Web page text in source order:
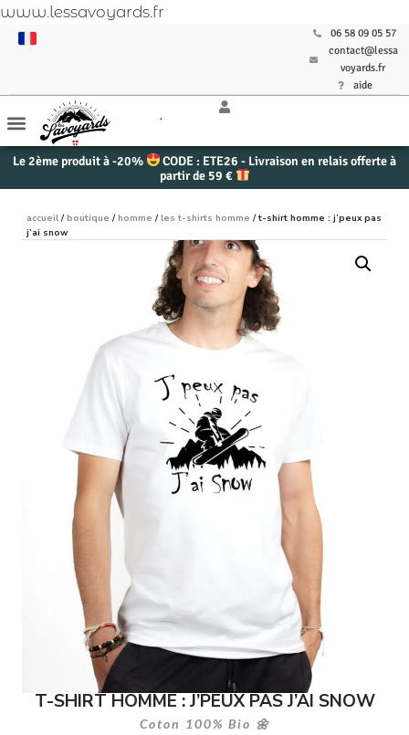
www.lessavoyards.fr
06 58 09 05 57
contact@lessa
voyards.fr
aide
Le 2ème produit à -20%
CODE : ETE26 - Livraison en relais offerte à
partir de 59 €
accueil / boutique / homme / les t-shirts homme / t-shirt homme : j’peux pas
j’ai snow
T-SHIRT HOMME : J’PEUX PAS J’AI SNOW
Coton 100% Bio 🌼